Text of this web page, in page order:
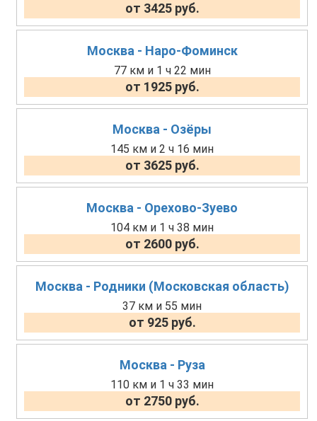
от 3425 руб.
Москва - Наро-Фоминск
77 км и 1 ч 22 мин
от 1925 руб.
Москва - Озёры
145 км и 2 ч 16 мин
от 3625 руб.
Москва - Орехово-Зуево
104 км и 1 ч 38 мин
от 2600 руб.
Москва - Родники (Московская область)
37 км и 55 мин
от 925 руб.
Москва - Руза
110 км и 1 ч 33 мин
от 2750 руб.